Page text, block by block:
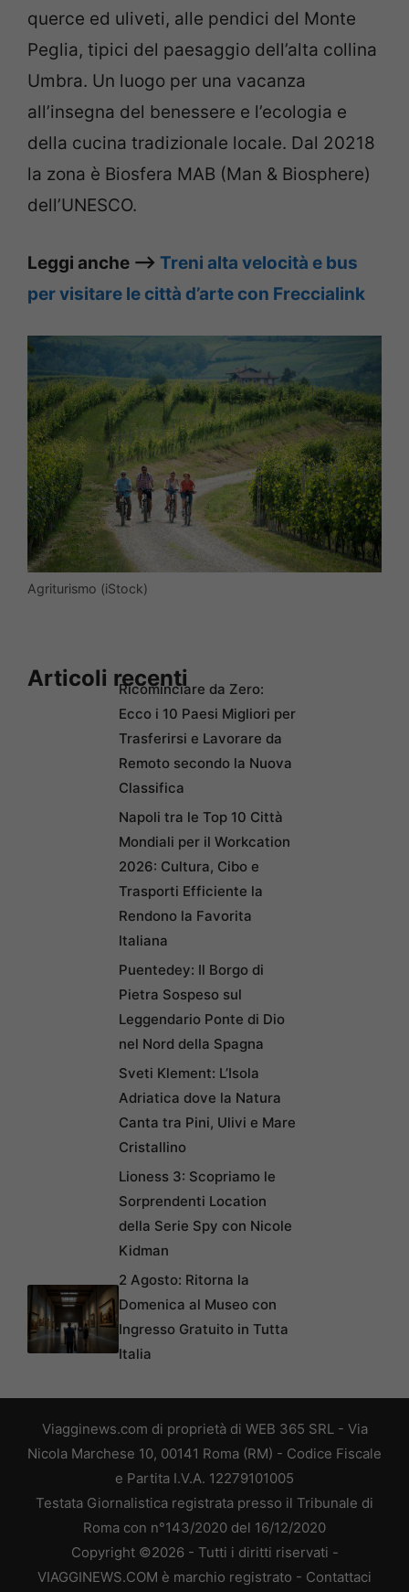
querce ed uliveti, alle pendici del Monte
Peglia, tipici del paesaggio dell’alta collina
Umbra. Un luogo per una vacanza
all’insegna del benessere e l’ecologia e
della cucina tradizionale locale. Dal 20218
la zona è Biosfera MAB (Man & Biosphere)
dell’UNESCO.
Leggi anche –> Treni alta velocità e bus
per visitare le città d’arte con Freccialink
Agriturismo (iStock)
Articoli recentiRicominciare da Zero:
Ecco i 10 Paesi Migliori per
Trasferirsi e Lavorare da
Remoto secondo la Nuova
Classifica
Napoli tra le Top 10 Città
Mondiali per il Workcation
2026: Cultura, Cibo e
Trasporti Efficiente la
Rendono la Favorita
Italiana
Puentedey: Il Borgo di
Pietra Sospeso sul
Leggendario Ponte di Dio
nel Nord della Spagna
Sveti Klement: L’Isola
Adriatica dove la Natura
Canta tra Pini, Ulivi e Mare
Cristallino
Lioness 3: Scopriamo le
Sorprendenti Location
della Serie Spy con Nicole
Kidman
2 Agosto: Ritorna la
Domenica al Museo con
Ingresso Gratuito in Tutta
Italia
Viagginews.com di proprietà di WEB 365 SRL - Via
Nicola Marchese 10, 00141 Roma (RM) - Codice Fiscale
e Partita I.V.A. 12279101005
Testata Giornalistica registrata presso il Tribunale di
Roma con n°143/2020 del 16/12/2020
Copyright ©2026 - Tutti i diritti riservati -
VIAGGINEWS.COM è marchio registrato - Contattaci